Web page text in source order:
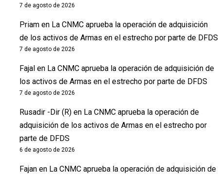
7 de agosto de 2026
Priam en La CNMC aprueba la operación de adquisición
de los activos de Armas en el estrecho por parte de DFDS
7 de agosto de 2026
Fajal en La CNMC aprueba la operación de adquisición de
los activos de Armas en el estrecho por parte de DFDS
7 de agosto de 2026
Rusadir -Dir (R) en La CNMC aprueba la operación de
adquisición de los activos de Armas en el estrecho por
parte de DFDS
6 de agosto de 2026
Fajan en La CNMC aprueba la operación de adquisición de